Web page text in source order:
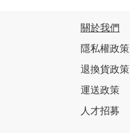
關於我們
隱私權政策
退換貨政策
運送政策
人才招募